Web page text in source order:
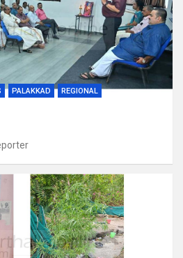
PALAKKAD REGIONAL